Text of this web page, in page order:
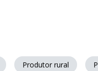
Produtor rural